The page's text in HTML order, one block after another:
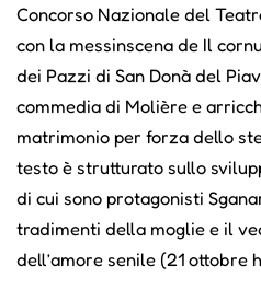
Concorso Nazionale del
con la messinscena de Il
dei Pazzi di San Donà del
commedia di Molière e
matrimonio per forza dello
testo è strutturato sullo
di cui sono protagonisti
tradimenti della moglie e il
dell’amore senile (21 ottobre